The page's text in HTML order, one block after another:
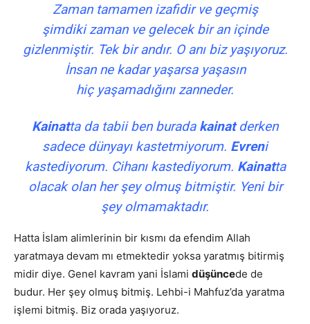
Zaman tamamen izafidir ve geçmiş
şimdiki zaman ve gelecek bir an içinde
gizlenmiştir. Tek bir andır. O anı biz yaşıyoruz.
İnsan ne kadar yaşarsa yaşasın
hiç yaşamadığını zanneder.
Kainatta da tabii ben burada kainatderken
sadece dünyayı kastetmiyorum. Evreni
kastediyorum. Cihanı kastediyorum. Kainatta
olacak olan her şey olmuş bitmiştir. Yeni bir
şey olmamaktadır.
Hatta İslam alimlerinin bir kısmı da efendim Allah
yaratmaya devam mı etmektedir yoksa yaratmış bitirmiş
midir diye. Genel kavram yani İslami düşüncede de
budur. Her şey olmuş bitmiş. Lehbi-i Mahfuz’da yaratma
işlemi bitmiş. Biz orada yaşıyoruz.